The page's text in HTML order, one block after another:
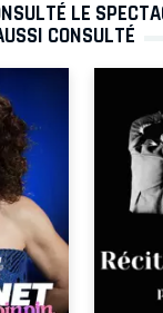
LE
CONSULTÉ